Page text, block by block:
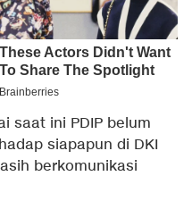
saat ini PDIP belum
siapapun di DKI
berkomunikasi